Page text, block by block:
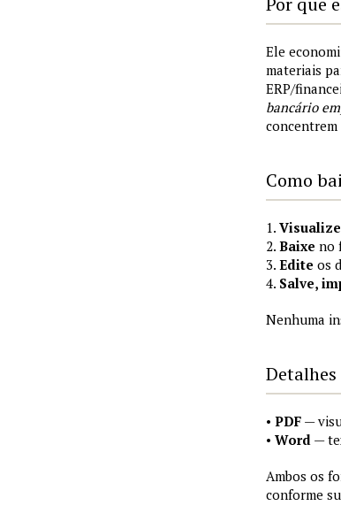
Ele
materiais
ERP/
bancário
concentrem
Como
1. Visualize
2. Baixe no
3. Edite os
4. Salve,
Nenhuma
• PDF —
• Word —
Ambos os
conforme